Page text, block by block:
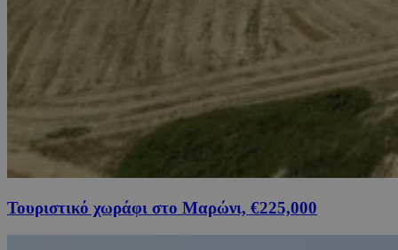
Τουριστικό χωράφι στο Μαρώνι, €225,000